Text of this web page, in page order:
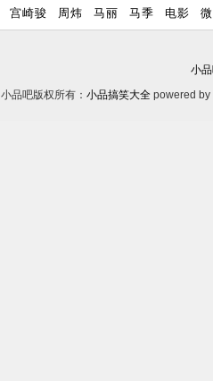
宫崎骏 周炜 马丽 马季 电影
小
小品吧版权所有： 小品搞笑大全 powered by